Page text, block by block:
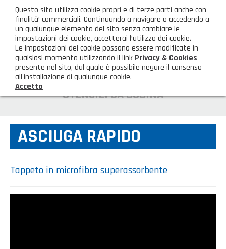
AREA CLIENTI
HOME
Chi siamo
GAMMA PRODOTTI
PRODOTTI NOVITÀ
UTENSILI DA CUCINA
ASCIUGA RAPIDO
Tappeto in microfibra superassorbente
Questo sito utilizza cookie propri e di terze parti anche con
finalità’ commerciali. Continuando a navigare o accedendo a
un qualunque elemento del sito senza cambiare le
impostazioni dei cookie, accetterai l’utilizzo dei cookie.
Le impostazioni dei cookie possono essere modificate in
qualsiasi momento utilizzando il link Privacy & Cookies
presente nel sito, dal quale è possibile negare il consenso
all'installazione di qualunque cookie.
Accetto